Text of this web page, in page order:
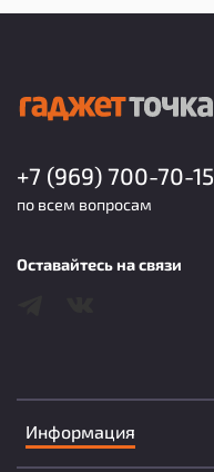
Информация
+7 (969) 700-70-15
по всем вопросам
Оставайтесь на связи